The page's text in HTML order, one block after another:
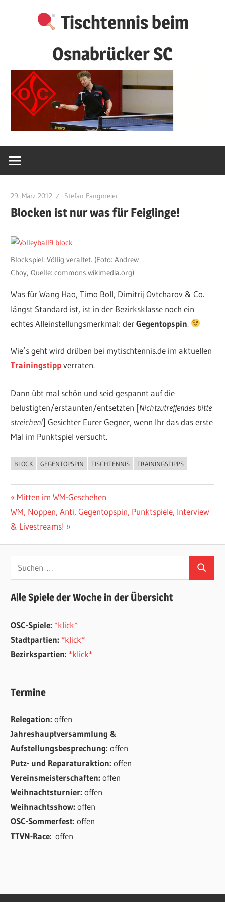
Tischtennis beim
Osnabrücker SC
29. März 2012 Stefan Fangmeier
Blocken ist nur was für Feiglinge!
Blockspiel: Völlig veraltet. (Foto: Andrew
Choy, Quelle: commons.wikimedia.org)
Was für Wang Hao, Timo Boll, Dimitrij Ovtcharov & Co.
längst Standard ist, ist in der Bezirksklasse noch ein
echtes Alleinstellungsmerkmal: derGegentopspin.
Wie’s geht wird drüben bei mytischtennis.de im aktuellen
Trainingstippverraten.
Dann übt mal schön und seid gespannt auf die
belustigten/erstaunten/entsetzten [Nichtzutreffendes bitte
streichen!] Gesichter Eurer Gegner, wenn Ihr das das erste
Mal im Punktspiel versucht.
ALLGEMEIN
BLOCK GEGENTOPSPIN TISCHTENNIS TRAININGSTIPPS
Beitragsnavigation
Vorheriger
Beitrag:
Mitten im WM-Geschehen
Nächster
Beitrag:
WM, Noppen, Anti, Gegentopspin, Punktspiele, Interview
& Livestreams!
Suchen
nach:
Suchen
Alle Spiele der Woche in der Übersicht
OSC-Spiele: *klick*
Stadtpartien: *klick*
Bezirkspartien: *klick*
Termine
Relegation:offen
Jahreshauptversammlung &
Aufstellungsbesprechung:offen
Putz- und Reparaturaktion:offen
Vereinsmeisterschaften:offen
Weihnachtsturnier:offen
Weihnachtsshow:offen
OSC-Sommerfest:offen
TTVN-Race:offen